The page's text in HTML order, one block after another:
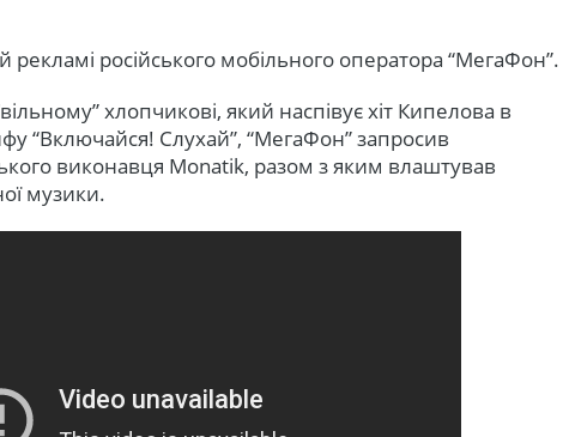
рекламі російського мобільного оператора “МегаФон”.
хлопчикові, який наспівує хіт Кипелова в
“Включайся! Слухай”, “МегаФон” запросив
виконавця Monatik, разом з яким влаштував
музики.